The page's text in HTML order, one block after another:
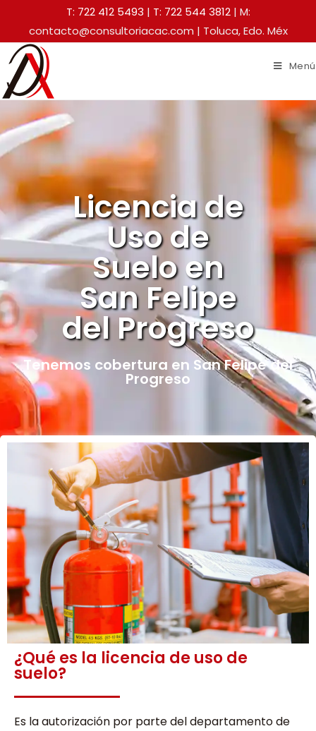
T: 722 412 5493 | T: 722 544 3812| M:
contacto@consultoriacac.com | Toluca, Edo. Méx
Menú
Licencia de
Uso de
Suelo en
San Felipe
del Progreso
Tenemos cobertura en San Felipe del
Progreso
¿Qué es la licencia de uso de
suelo?
Es la autorización por parte del departamento de